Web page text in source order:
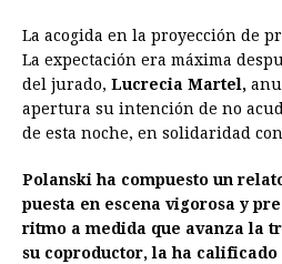
k
e
r
p
s
t
La acogida en la proyección de
La expectación era máxima
del jurado, Lucrecia Martel,
apertura su intención de no
de esta noche, en solidaridad
Polanski ha compuesto un
puesta en escena vigorosa y
ritmo a medida que avanza la
su coproductor, la ha calificado